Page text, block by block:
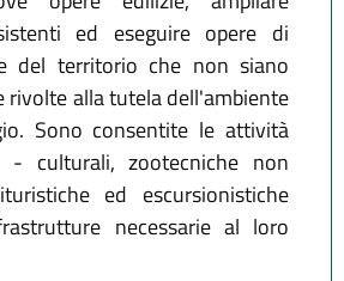
ed eseguire opere di
del territorio che non siano
rivolte alla tutela dell'ambiente
Sono consentite le attività
- culturali, zootecniche non
ed escursionistiche
necessarie al loro